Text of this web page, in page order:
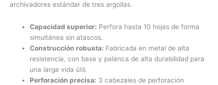
archivadores estándar de tres argollas.
Capacidad superior: Perfora hasta 10 hojas de forma
simultánea sin atascos.
Construcción robusta: Fabricada en metal de alta
resistencia, con base y palanca de alta durabilidad para
una larga vida útil.
Perforación precisa: 3 cabezales de perforación